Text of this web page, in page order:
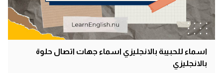
اسماء للحبيبة بالانجليزي اسماء جهات اتصال حلوة
بالانجليزي